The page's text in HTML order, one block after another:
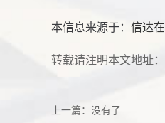
本信息来源于： 信达
转载请注明本文地址：
上一篇：没有了